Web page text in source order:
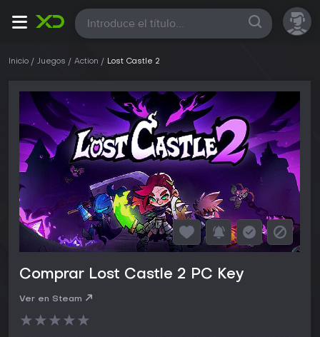
Todas
Inicio Juegos Action Lost Castle 2
Comprar Lost Castle 2 PC Key
Ver en Steam
★★★★★